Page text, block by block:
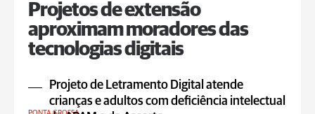
Projetos de extensão
aproximam moradores das
tecnologias digitais
Projeto de Letramento Digital atende
crianças e adultos com deficiência intelectual